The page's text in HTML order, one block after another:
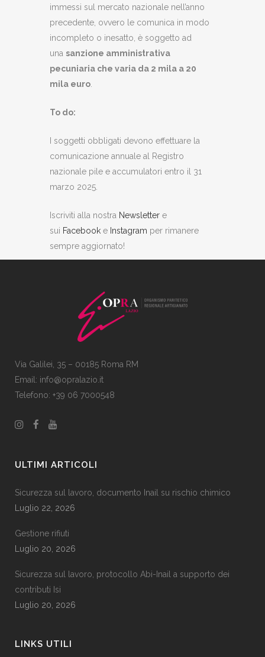
immessi sul mercato nazionale nell’anno
precedente, ovvero le comunica in modo
incompleto o inesatto, è soggetto ad
una sanzione amministrativa
pecuniaria che varia da 2 mila a 20
mila euro
To do:
I soggetti obbligati devono effettuare la
comunicazione annuale al Registro
nazionale pile e accumulatori entro il 31
marzo 2025.
Iscriviti alla nostra Newsletter e
sui Facebook e Instagram per rimanere
sempre aggiornato!
Via Galilei, 35 – 00185 Roma RM
Email: info@opralazio.it
Telefono: +39 06 7000548
ULTIMI ARTICOLI
Sicurezza sul lavoro, documento Inail su rischio chimico
Luglio 22, 2026
Gestione rifiuti
Luglio 20, 2026
Sicurezza sul lavoro, protocollo Abi-Inail a supporto dei
contributi Isi
Luglio 20, 2026
LINKS UTILI